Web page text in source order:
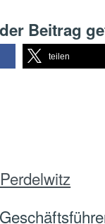
Beitrag
teilen